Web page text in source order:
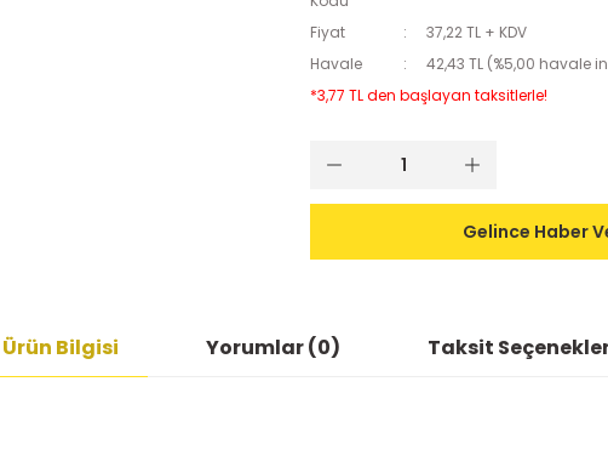
Fiyat
37,22 TL + KDV
Havale
42,43 TL (%5,00 havale
*3,77 TL den başlayan taksitlerle!
Gelince Haber
Ürün Bilgisi Yorumlar (0) Taksit